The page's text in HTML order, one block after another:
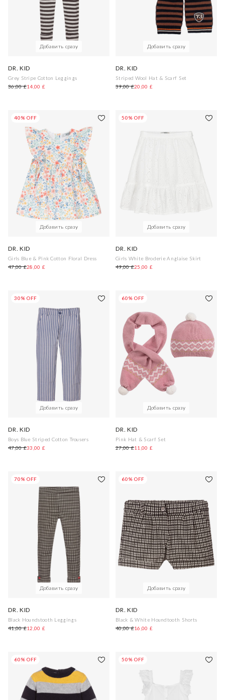
Добавить сразу
DR. KID
Grey Stripe Cotton Leggings
36,00 £14,00 £
Добавить сразу
DR. KID
Striped Wool Hat & Scarf Set
39,00 £20,00 £
40% OFF
Добавить сразу
DR. KID
Girls Blue & Pink Cotton Floral Dress
47,00 £28,00 £
50% OFF
Добавить сразу
DR. KID
Girls White Broderie Anglaise Skirt
49,00 £25,00 £
30% OFF
Добавить сразу
DR. KID
Boys Blue Striped Cotton Trousers
47,00 £33,00 £
60% OFF
Добавить сразу
DR. KID
Pink Hat & Scarf Set
27,00 £11,00 £
70% OFF
Добавить сразу
DR. KID
Black Houndstooth Leggings
41,00 £12,00 £
60% OFF
Добавить сразу
DR. KID
Black & White Houndtooth Shorts
40,00 £16,00 £
60% OFF 50% OFF